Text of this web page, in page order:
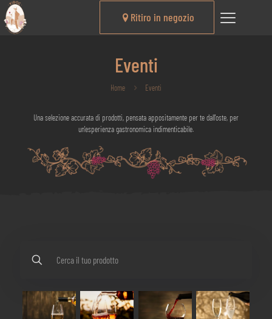
Ritiro in negozio
Eventi
Home Eventi
Una selezione accurata di prodotti, pensata appositamente per te dall'oste, per
un'esperienza gastronomica indimenticabile.